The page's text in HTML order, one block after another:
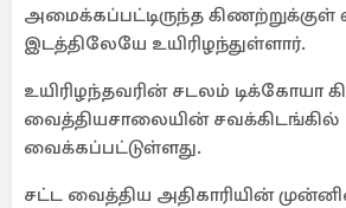
அமைக்கப்பட்டிருந்த கிணற்றுக்குள்
இடத்திலேயே உயிரிழந்துள்ளார்.
உயிரிழந்தவரின் சடலம் டிக்கோயா
வைத்தியசாலையின் சவக்கிடங்கில்
வைக்கப்பட்டுள்ளது.
சட்ட வைத்திய அதிகாரியின்